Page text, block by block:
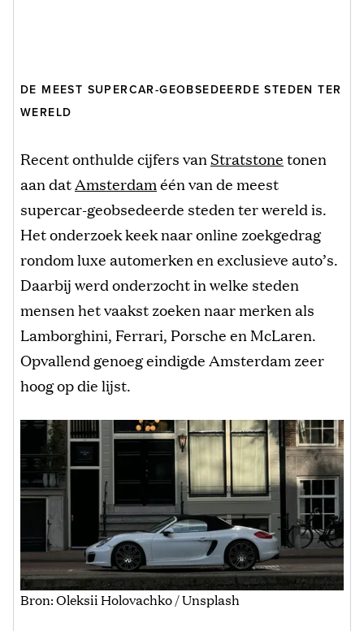
DE MEEST SUPERCAR-GEOBSEDEERDE STEDEN TER
WERELD
Recent onthulde cijfers van Stratstonetonen
aan datAmsterdaméén van de meest
supercar-geobsedeerde steden ter wereld is.
Het onderzoek keek naar online zoekgedrag
rondom luxe automerken en exclusieve auto’s.
Daarbij werd onderzocht in welke steden
mensen het vaakst zoeken naar merken als
Lamborghini, Ferrari, Porsche en McLaren.
Opvallend genoeg eindigde Amsterdam zeer
hoog op die lijst.
Bron: Oleksii Holovachko / Unsplash